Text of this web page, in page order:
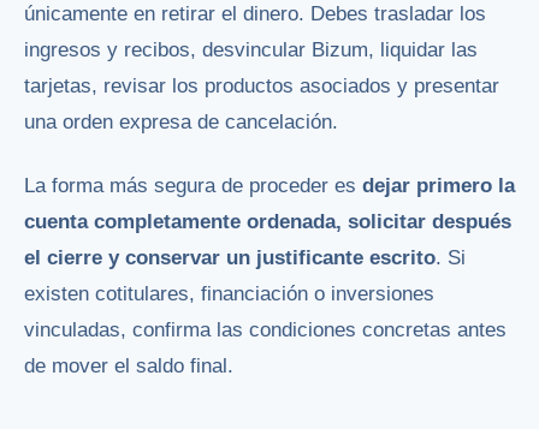
únicamente en retirar el dinero. Debes trasladar los
ingresos y recibos, desvincular Bizum, liquidar las
tarjetas, revisar los productos asociados y presentar
una orden expresa de cancelación.
La forma más segura de proceder es dejar primero la
cuenta completamente ordenada, solicitar después
el cierre y conservar un justificante escrito. Si
existen cotitulares, financiación o inversiones
vinculadas, confirma las condiciones concretas antes
de mover el saldo final.